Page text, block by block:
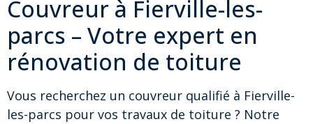
Couvreur à Fierville-les-
parcs – Votre expert en
rénovation de toiture
Vous recherchez un couvreur qualifié à Fierville-
les-parcs pour vos travaux de toiture ? Notre